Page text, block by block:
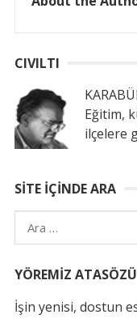
CIVILTI
Eğitim,
ilçelere
SITE İÇINDE ARA
Arama:
YÖREMIZ ATASÖZÜ
İşin yenisi, dostun